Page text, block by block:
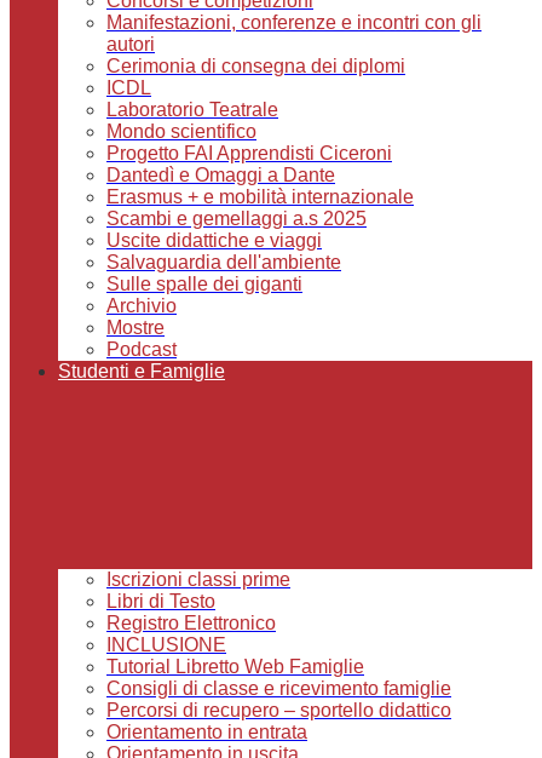
Manifestazioni, conferenze e incontri con gli
autori
Cerimonia di consegna dei diplomi
ICDL
Laboratorio Teatrale
Mondo scientifico
Progetto FAI Apprendisti Ciceroni
Dantedì e Omaggi a Dante
Erasmus + e mobilità internazionale
Scambi e gemellaggi a.s 2025
Uscite didattiche e viaggi
Salvaguardia dell'ambiente
Sulle spalle dei giganti
Archivio
Mostre
Podcast
Studenti e Famiglie
Iscrizioni classi prime
Libri di Testo
Registro Elettronico
INCLUSIONE
Tutorial Libretto Web Famiglie
Consigli di classe e ricevimento famiglie
Percorsi di recupero – sportello didattico
Orientamento in entrata